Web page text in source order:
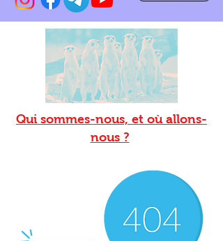
Qui sommes-nous, et où allons-
nous ?